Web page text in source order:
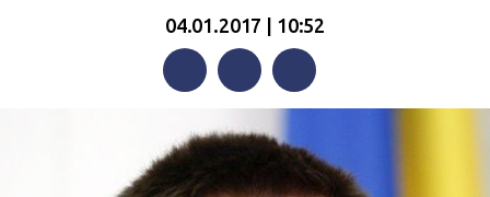
04.01.2017 | 10:52
FacebookTwitterTelegram